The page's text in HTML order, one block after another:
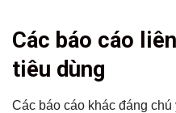
Các báo cáo
tiêu dùng
Các báo cáo khác đáng